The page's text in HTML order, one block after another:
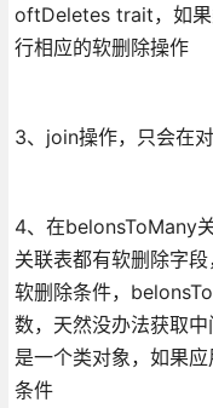
oftDeletes trait，如果
行相应的软删除操作
3、join操作，只会在
4、在belonsToMany
关联表都有软删除字
软删除条件，
数，天然没办法获取
是一个类对象，如果
条件